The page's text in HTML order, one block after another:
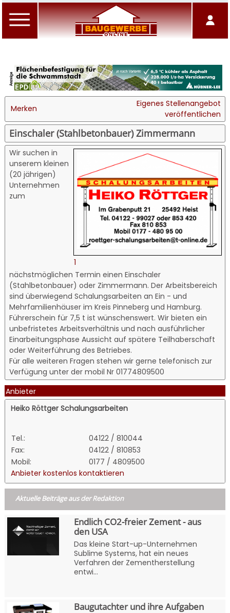
Merken
Eigenes Stellenangebot
veröffentlichen
Einschaler (Stahlbetonbauer) Zimmermann
1
Wir suchen in
unserem kleinen
(20 jährigen)
Unternehmen
zum
nächstmöglichen Termin einen Einschaler
(Stahlbetonbauer) oder Zimmermann. Der Arbeitsbereich
sind überwiegend Schalungsarbeiten an Ein - und
Mehrfamilienhäuser im Kreis Pinneberg und Hamburg.
Führerschein für 7,5 t ist wünschenswert. Wir bieten ein
unbefristetes Arbeitsverhältnis und nach ausführlicher
Einarbeitungsphase Aussicht auf spätere Teilhaberschaft
oder Weiterführung des Betriebes.
Für alle weiteren Fragen stehen wir gerne telefonisch zur
Verfügung unter der mobil Nr 01774809500
Anbieter
Heiko Röttger Schalungsarbeiten
Tel.:
04122 / 810044
Fax:
04122 / 810853
Mobil:
0177 / 4809500
Anbieter kostenlos kontaktieren
Aktuelle Beiträge aus der Redaktion
Endlich CO2-freier Zement - aus
den USA
Das kleine Start-up-Unternehmen
Sublime Systems, hat ein neues
Verfahren der Zementherstellung
entwi...
Baugutachter und ihre Aufgaben